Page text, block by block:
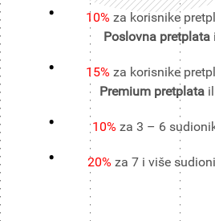
10% za korisnike
Poslovna pretplata
15% za korisnike
Premium pretplata
10% za 3 – 6
20% za 7 i više